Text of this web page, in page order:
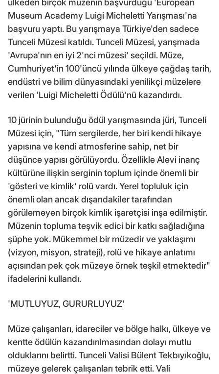
ülkeden birçok müzenin başvurduğu 'European
Museum Academy Luigi Micheletti Yarışması'na
başvuru yaptı. Bu yarışmaya Türkiye'den sadece
Tunceli Müzesi katıldı. Tunceli Müzesi, yarışmada
'Avrupa'nın en iyi 2'nci müzesi' seçildi. Müze,
Cumhuriyet'in 100'üncü yılında ülkeye çağdaş tarih,
endüstri ve bilim dünyasındaki yenilikçi müzelere
verilen 'Luigi Micheletti Ödülü'nü kazandırdı.
10 jürinin bulunduğu ödül yarışmasında jüri, Tunceli
Müzesi için, "Tüm sergilerde, her biri kendi hikaye
yapısına ve kendi atmosferine sahip, net bir
düşünce yapısı görülüyordu. Özellikle Alevi inanç
kültürüne ilişkin serginin toplum içinde önemli bir
'gösteri ve kimlik' rolü vardı. Yerel topluluk için
önemli olan ancak dışarıdakiler tarafından
görülemeyen birçok kimlik işaretçisi inşa edilmiştir.
Müzenin topluma teşvik edici bir katkı sağladığına
şüphe yok. Mükemmel bir müzedir ve yaklaşımı
(vizyon, misyon, strateji), rolü ve hikaye anlatımı
açısından pek çok müzeye örnek teşkil etmektedir"
ifadelerini kullandı.
'MUTLUYUZ, GURURLUYUZ'
Müze çalışanları, idareciler ve bölge halkı, ülkeye ve
kentte ödülün kazandırılmasından dolayı mutlu
olduklarını belirtti. Tunceli Valisi Bülent Tekbıyıkoğlu,
müzeye gelerek çalışanları tebrik etti. Vali